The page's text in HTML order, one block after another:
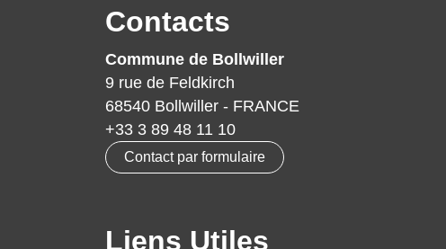
Contacts
Commune de Bollwiller
9 rue de Feldkirch
68540 Bollwiller - FRANCE
+33 3 89 48 11 10
Contact par formulaire
Liens Utiles